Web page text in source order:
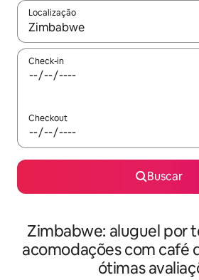
Localização
Quando os resultados estiverem
Check-in
Checkout
Buscar
Zimbabwe: aluguel por
acomodações com café
ótimas